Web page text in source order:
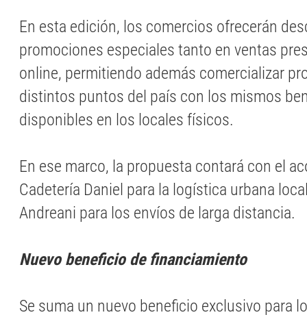
En esta edición, los comercios ofrecerán
promociones especiales tanto en ventas
online, permitiendo además comercializar
distintos puntos del país con los mismos
disponibles en los locales físicos.
En ese marco, la propuesta contará con el
Cadetería Daniel para la logística urbana
Andreani para los envíos de larga distancia.
Nuevo beneficio de financiamiento
Se suma un nuevo beneficio exclusivo para